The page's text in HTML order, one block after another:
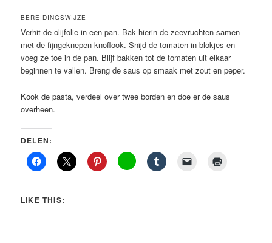
BEREIDINGSWIJZE
Verhit de olijfolie in een pan. Bak hierin de zeevruchten samen
met de fijngeknepen knoflook. Snijd de tomaten in blokjes en
voeg ze toe in de pan. Blijf bakken tot de tomaten uit elkaar
beginnen te vallen. Breng de saus op smaak met zout en peper.
Kook de pasta, verdeel over twee borden en doe er de saus
overheen.
DELEN:
LIKE THIS: